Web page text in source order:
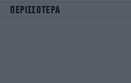
ΠΕΡΙΣΣΟΤΕΡΑ